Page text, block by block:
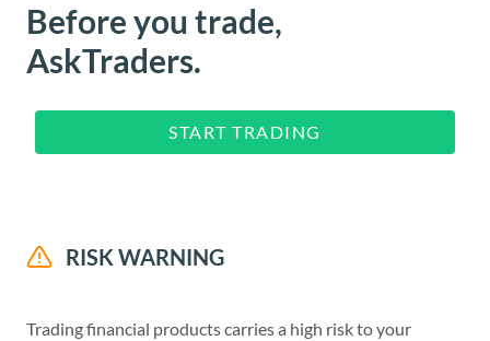
Before you trade,
AskTraders.
START TRADING
RISK WARNING
Trading financial products carries a high risk to your